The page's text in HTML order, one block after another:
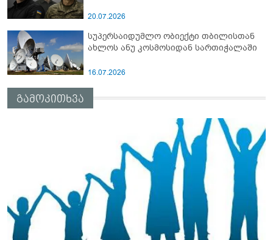
20.07.2026
სუპერსაიდუმლო ობიექტი თბილისთან
ახლოს ანუ კოსმოსიდან სართიჭალაში
16.07.2026
გამოკითხვა